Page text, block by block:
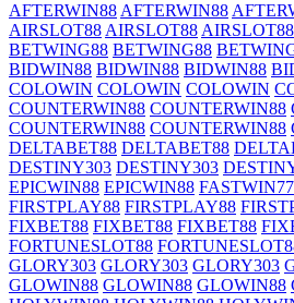
AFTERWIN88AFTERWIN88
AIRSLOT88AIRSLOT88AIRSLOT88
BETWING88 BETWING88
BIDWIN88 BIDWIN88 BIDWIN88
COLOWIN COLOWIN COLOWIN
COUNTERWIN88 COUNTERWIN88
COUNTERWIN88 COUNTERWIN88
DELTABET88 DELTABET88
DESTINY303 DESTINY303
EPICWIN88 EPICWIN88 FASTWIN77
FIRSTPLAY88 FIRSTPLAY88
FIXBET88 FIXBET88 FIXBET88
FORTUNESLOT88
GLORY303 GLORY303 GLORY303
GLOWIN88 GLOWIN88 GLOWIN88